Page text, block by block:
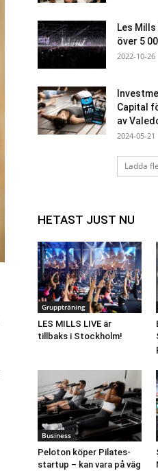
Les
över 5
2022-10-26
Capital
av
2024-05-21
Ladda
HETAST JUST NU
Gruppträning
LES MILLS LIVE är
tillbaks i Stockholm!
Business
Peloton köper Pilates-
startup – kan vara på väg